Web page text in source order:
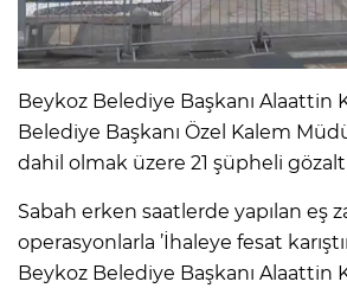
Beykoz Belediye Başkanı Alaattin
Belediye Başkanı Özel Kalem
dahil olmak üzere 21 şüpheli
Sabah erken saatlerde yapılan eş
operasyonlarla ’İhaleye fesat
Beykoz Belediye Başkanı Alaattin